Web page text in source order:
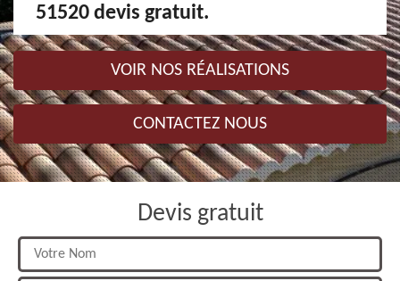
51520 devis gratuit.
VOIR NOS RÉALISATIONS
CONTACTEZ NOUS
Devis gratuit